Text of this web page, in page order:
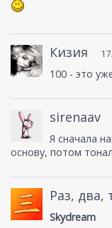
Кизия
100 - это
sirenaav
Я сначала
основу, потом
Раз, два,
Skydream